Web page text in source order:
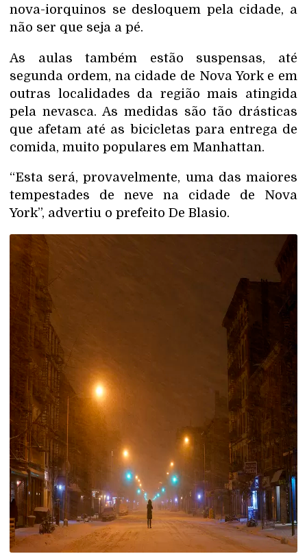
nova-iorquinos se desloquem pela cidade, a
não ser que seja a pé.
As aulas também estão suspensas, até
segunda ordem, na cidade de Nova York e em
outras localidades da região mais atingida
pela nevasca. As medidas são tão drásticas
que afetam até as bicicletas para entrega de
comida, muito populares em Manhattan.
“Esta será, provavelmente, uma das maiores
tempestades de neve na cidade de Nova
York”, advertiu o prefeito De Blasio.